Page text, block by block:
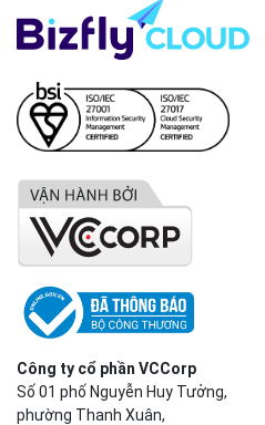
Công ty cổ phần VCCorp
Số 01 phố Nguyễn Huy Tưởng,
phường Thanh Xuân,